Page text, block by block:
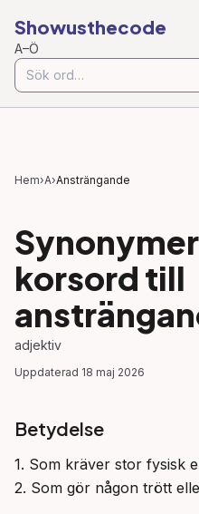
Showusthecode
A–Ö
Hem›A›Ansträngande
korsord till
adjektiv
Uppdaterad 18 maj 2026
Betydelse
1. Som kräver stor fysisk
2. Som gör någon trött